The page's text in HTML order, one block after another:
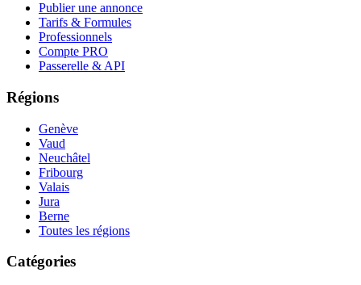
Publier une annonce
Tarifs & Formules
Professionnels
Compte PRO
Passerelle & API
Régions
Genève
Vaud
Neuchâtel
Fribourg
Valais
Jura
Berne
Toutes les régions
Catégories